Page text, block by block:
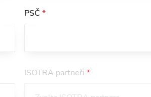
PSČ*
ISOTRA partneři*